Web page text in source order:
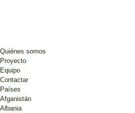
Quiénes somos
Proyecto
Equipo
Contactar
Países
Afganistán
Albania